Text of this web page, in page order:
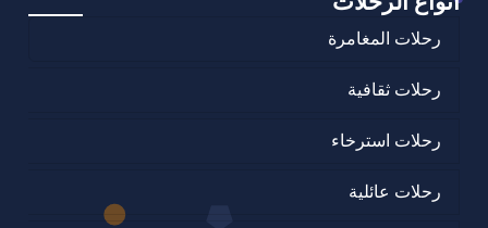
رحلات المغامرة
رحلات ثقافية
رحلات استرخاء
رحلات عائلية